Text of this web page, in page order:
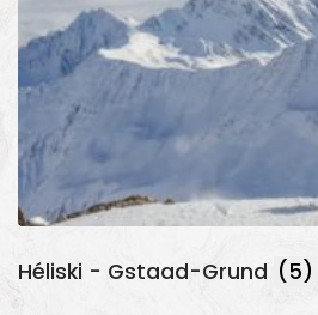
Héliski - Gstaad-Grund (5)